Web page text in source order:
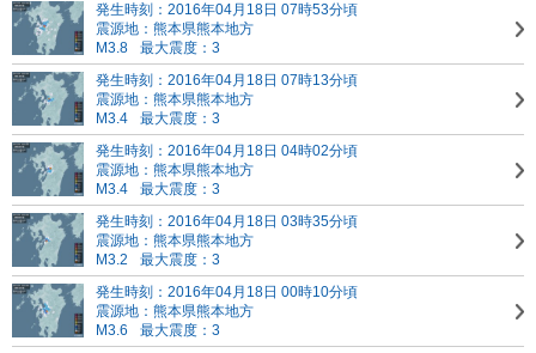
発生時刻：2016年04月18日 07時53分頃
震源地：熊本県熊本地方
M3.8
最大震度：3
発生時刻：2016年04月18日 07時13分頃
震源地：熊本県熊本地方
M3.4
最大震度：3
発生時刻：2016年04月18日 04時02分頃
震源地：熊本県熊本地方
M3.4
最大震度：3
発生時刻：2016年04月18日 03時35分頃
震源地：熊本県熊本地方
M3.2
最大震度：3
発生時刻：2016年04月18日 00時10分頃
震源地：熊本県熊本地方
M3.6
最大震度：3